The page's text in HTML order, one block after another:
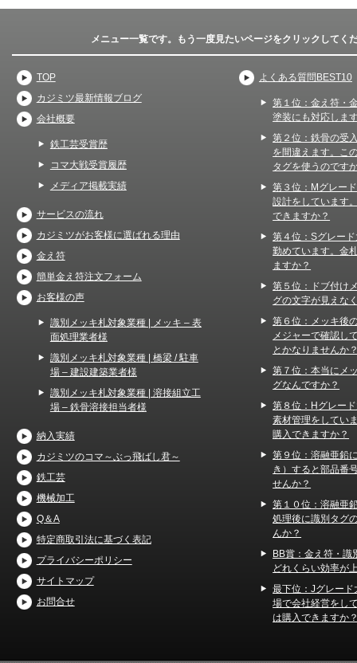
メニュー一覧です。もう一度見たいページをクリックしてく
TOP
カジミツ最新情報ブログ
会社概要
鉄工芸受賞歴
コマ大戦受賞履歴
メディア掲載実績
サービスの流れ
カジミツがお客様に選ばれる理由
金え符
簡単金え符注文フォーム
お客様の声
識別メッキ札対象業種 | メッキ – 表
面処理業者様
識別メッキ札対象業種 | 橋梁 / 駐車
場 – 建設建築業者様
識別メッキ札対象業種 | 溶接組立工
場 – 鉄骨溶接担当者様
納入実績
カジミツのコマ～ぶっ飛ばし君～
鉄工芸
機械加工
Q＆A
特定商取引法に基づく表記
プライバシーポリシー
サイトマップ
お問合せ
よくある質問BEST10
第１位：金え符・
塗装にも対応しま
第２位：鉄骨の受
を間違えます。こ
タグを使うのです
第３位：Mグレー
設計をしています
できますか？
第４位：Sグレー
勤めています。金
ますか？
第５位：ドブ付け
グの文字が見えな
第６位：メッキ後
メジャーで確認し
とかなりませんか
第７位：本当にメ
グなんですか？
第８位：Hグレー
素材管理をしてい
購入できますか？
第９位：溶融亜鉛
き）すると部品番
せんか？
第１０位：溶融亜
処理後に識別タグ
んか？
BB賞：金え符・識
どれくらい効率が
最下位：Jグレード
場で会社経営をし
は購入できますか